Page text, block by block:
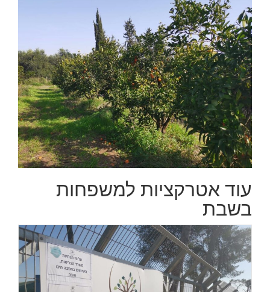
עוד אטרקציות למשפחות
בשבת